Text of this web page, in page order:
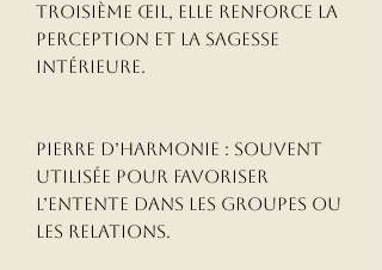
troisième œil, elle renforce la
perception et la sagesse
intérieure.
Pierre d’harmonie : souvent
utilisée pour favoriser
l’entente dans les groupes ou
les relations.